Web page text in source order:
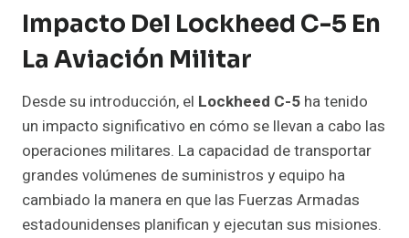
Impacto Del Lockheed C-5 En
La Aviación Militar
Desde su introducción, el Lockheed C-5 ha tenido
un impacto significativo en cómo se llevan a cabo las
operaciones militares. La capacidad de transportar
grandes volúmenes de suministros y equipo ha
cambiado la manera en que las Fuerzas Armadas
estadounidenses planifican y ejecutan sus misiones.